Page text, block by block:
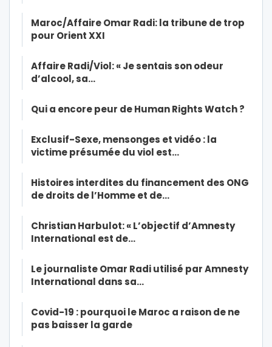
Maroc/Affaire Omar Radi: la tribune de trop
pour Orient XXI
Affaire Radi/Viol: « Je sentais son odeur
d’alcool, sa…
Qui a encore peur de Human Rights Watch ?
Exclusif-Sexe, mensonges et vidéo : la
victime présumée du viol est…
Histoires interdites du financement des ONG
de droits de l’Homme et de…
Christian Harbulot: « L’objectif d’Amnesty
International est de…
Le journaliste Omar Radi utilisé par Amnesty
International dans sa…
Covid-19 : pourquoi le Maroc a raison de ne
pas baisser la garde